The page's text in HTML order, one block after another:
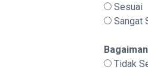
Sesuai
Sangat
Tidak